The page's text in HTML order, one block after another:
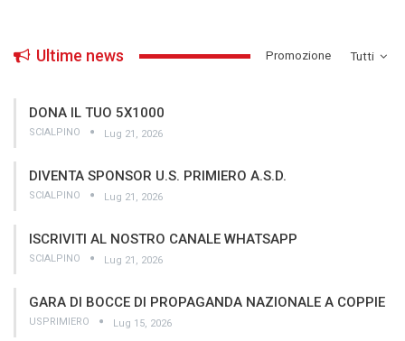
Tutti
Ultime news ­Promozione
DONA IL TUO 5X1000
SCIALPINO Lug 21, 2026
DIVENTA SPONSOR U.S. PRIMIERO A.S.D.
SCIALPINO Lug 21, 2026
ISCRIVITI AL NOSTRO CANALE WHATSAPP
SCIALPINO Lug 21, 2026
GARA DI BOCCE DI PROPAGANDA NAZIONALE A COPPIE
USPRIMIERO Lug 15, 2026